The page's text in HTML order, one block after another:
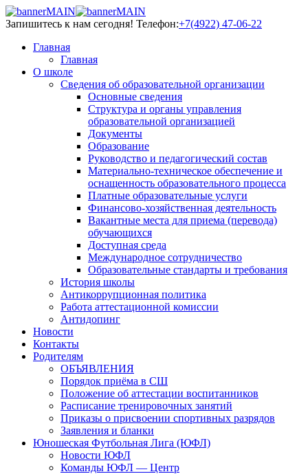
Запишитесь к нам сегодня! Телефон:+7(4922) 47-06-22
Главная
Главная
О школе
Сведения об образовательной организации
Основные сведения
Структура и органы управления
образовательной организацией
Документы
Образование
Руководство и педагогический состав
Материально-техническое обеспечение и
оснащенность образовательного процесса
Платные образовательные услуги
Финансово-хозяйственная деятельность
Вакантные места для приема (перевода)
обучающихся
Доступная среда
Международное сотрудничество
Образовательные стандарты и требования
История школы
Антикоррупционная политика
Работа аттестационной комиссии
Антидопинг
Новости
Контакты
Родителям
ОБЪЯВЛЕНИЯ
Порядок приёма в СШ
Положение об аттестации воспитанников
Расписание тренировочных занятий
Приказы о присвоении спортивных разрядов
Заявления и бланки
Юношеская Футбольная Лига (ЮФЛ)
Новости ЮФЛ
Команды ЮФЛ — Центр